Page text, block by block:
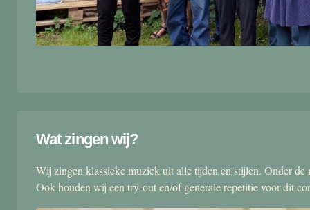
Wat zingen wij?
Wij zingen klassieke muziek uit alle tijden en stijlen. Onder
Ook houden wij een try-out en/of generale repetitie voor dit